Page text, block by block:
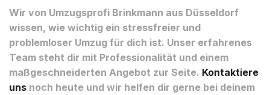
Wir von Umzugsprofi Brinkmann aus Düsseldorf
wissen, wie wichtig ein stressfreier und
problemloser Umzug für dich ist. Unser erfahrenes
Team steht dir mit Professionalität und einem
maßgeschneiderten Angebot zur Seite. Kontaktiere
uns noch heute und wir helfen dir gerne bei deinem